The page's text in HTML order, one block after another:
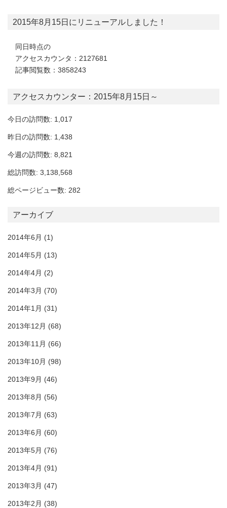
2015年8月15日にリニューアルしました！
同日時点の
アクセスカウンタ：2127681
記事閲覧数：3858243
アクセスカウンター：2015年8月15日～
今日の訪問数: 1,017
昨日の訪問数: 1,438
今週の訪問数: 8,821
総訪問数: 3,138,568
総ページビュー数: 282
アーカイブ
2014年6月 (1)
2014年5月 (13)
2014年4月 (2)
2014年3月 (70)
2014年1月 (31)
2013年12月 (68)
2013年11月 (66)
2013年10月 (98)
2013年9月 (46)
2013年8月 (56)
2013年7月 (63)
2013年6月 (60)
2013年5月 (76)
2013年4月 (91)
2013年3月 (47)
2013年2月 (38)